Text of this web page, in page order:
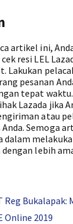
artikel ini,
resi LEL
Lakukan
pesanan
tepat
Lazada jika
atau
Anda. Semoga
dalam
lebih
Reg Bukalapak:
Online 2019